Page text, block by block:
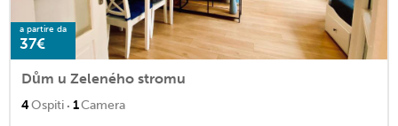
a partire da
37€
Dům u Zeleného stromu
4Ospiti · 1Camera